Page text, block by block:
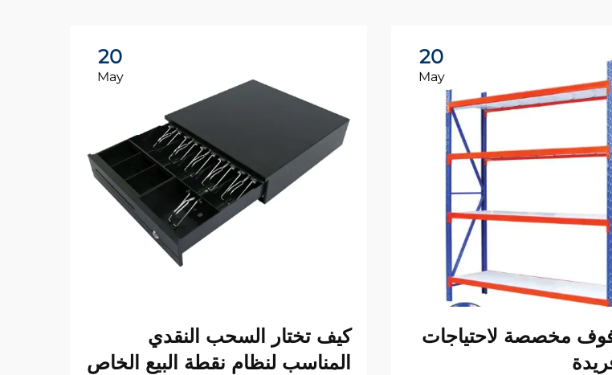
20
May
مخصصة لاحتياجات
20
May
كيف تختار السحب النقدي
المناسب لنظام نقطة البيع الخاص